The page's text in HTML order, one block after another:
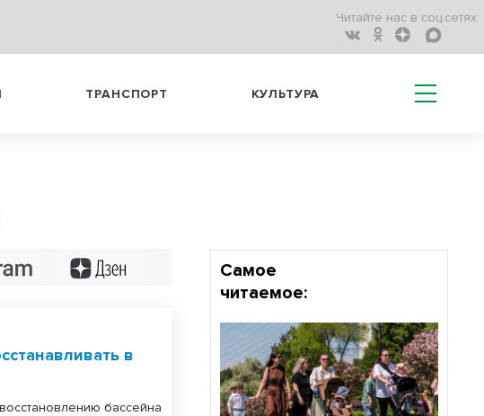
Читайте нас в соц.сетях:
ТРАНСПОРТ КУЛЬТУРА
в
бассейна
Самое
читаемое: